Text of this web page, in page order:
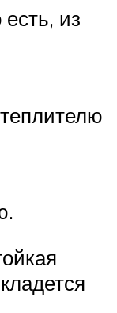
есть, из